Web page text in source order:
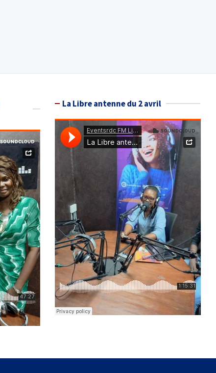
La Libre antenne du 2 avril